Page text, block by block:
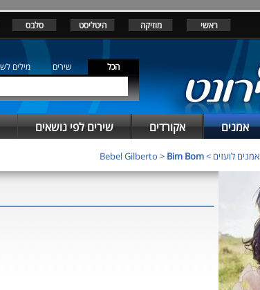
ראשי מוזיקה היטליסט סלבס
הכל שירים מילים
אמנים אקורדים שירים לפי נושאים
אמנים לועזים >
Bebel Gilberto > Bim Bom